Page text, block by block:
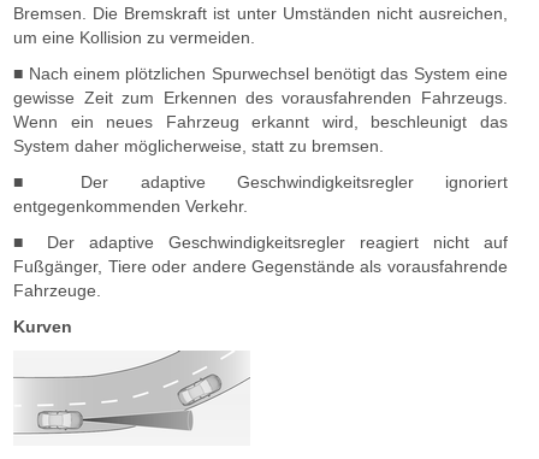
Bremsen. Die Bremskraft ist unter Umständen nicht ausreichen,
um eine Kollision zu vermeiden.
■ Nach einem plötzlichen Spurwechsel benötigt das System eine
gewisse Zeit zum Erkennen des vorausfahrenden Fahrzeugs.
Wenn ein neues Fahrzeug erkannt wird, beschleunigt das
System daher möglicherweise, statt zu bremsen.
■ Der adaptive Geschwindigkeitsregler ignoriert
entgegenkommenden Verkehr.
■ Der adaptive Geschwindigkeitsregler reagiert nicht auf
Fußgänger, Tiere oder andere Gegenstände als vorausfahrende
Fahrzeuge.
Kurven